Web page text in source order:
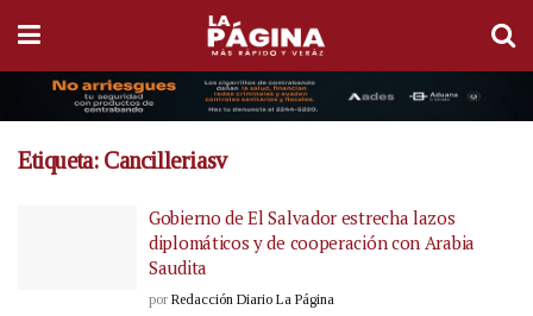
Etiqueta: Cancilleriasv
Gobierno de El Salvador estrecha lazos
diplomáticos y de cooperación con Arabia
Saudita
por Redacción Diario La Página